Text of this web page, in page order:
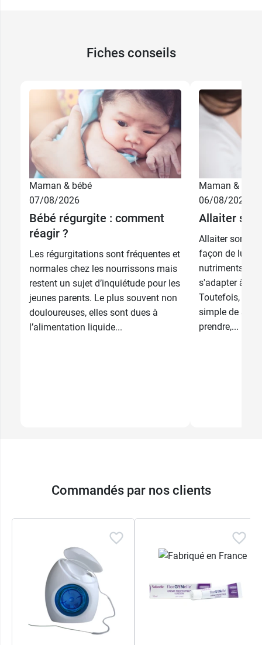
Rose 7,99 €
Bleu 7,99 €
6,99 €
Rose 6,99 €
Fiches conseils
Maman & bébé
07/08/2026
Bébé régurgite : comment
réagir ?
Les régurgitations sont fréquentes et
normales chez les nourrissons mais
restent un sujet d’inquiétude pour les
jeunes parents. Le plus souvent non
douloureuses, elles sont dues à
l’alimentation liquide...
Maman & bébé
06/08/2026
Allaiter son
Allaiter son
façon de lui
nutriments
s'adapter à
Toutefois, il
simple de
prendre,...
Commandés par nos clients